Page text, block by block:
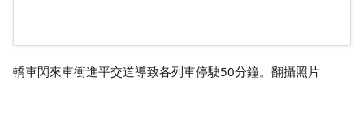
轎車閃來車衝進平交道導致各列車停駛50分鐘。翻攝照片